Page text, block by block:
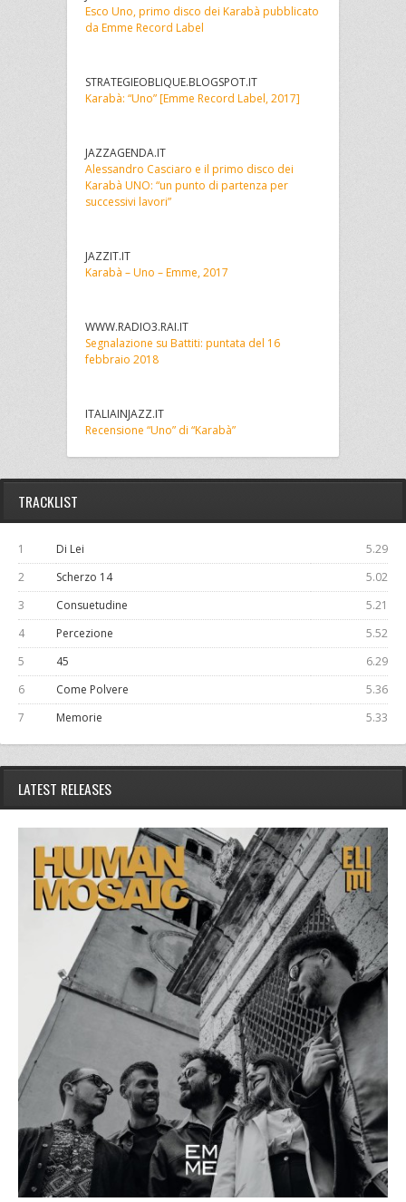
Esco Uno, primo disco dei Karabà pubblicato
da Emme Record Label
STRATEGIEOBLIQUE.BLOGSPOT.IT
Karabà: “Uno” [Emme Record Label, 2017]
JAZZAGENDA.IT
Alessandro Casciaro e il primo disco dei
Karabà UNO: “un punto di partenza per
successivi lavori”
JAZZIT.IT
Karabà – Uno – Emme, 2017
WWW.RADIO3.RAI.IT
Segnalazione su Battiti: puntata del 16
febbraio 2018
ITALIAINJAZZ.IT
Recensione “Uno” di “Karabà”
TRACKLIST
1 Di Lei
5.29
2
Scherzo 14
5.02
3
Consuetudine
5.21
4
Percezione
5.52
5
45
6.29
6
Come Polvere
5.36
7
Memorie 5.33
LATEST RELEASES